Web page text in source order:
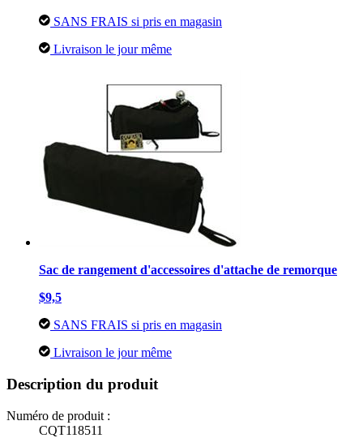
SANS FRAIS si pris en magasin
Livraison le jour même
Sac de rangement d'accessoires d'attache de remorque
$9,5
SANS FRAIS si pris en magasin
Livraison le jour même
Description du produit
Numéro de produit :
CQT118511